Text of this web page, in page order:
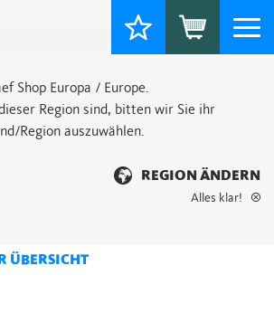
Shop Europa / Europe.
Region sind, bitten wir Sie ihr
Region auszuwählen.
REGION ÄNDERN
Alles klar!
ÜBERSICHT